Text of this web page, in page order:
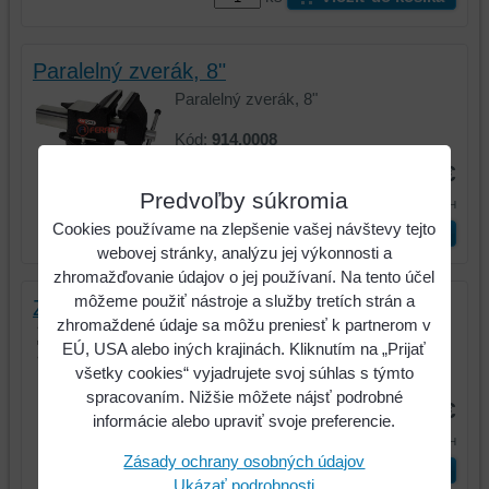
Paralelný zverák, 8"
Paralelný zverák, 8"
Kód: 914.0008
243,14 €
s DPH
ks Vložiť do košíka
Zverák bez otočného taniera, 90 mm
Zverák bez otočného taniera, 90 mm
Kód:914.0026
176,20 €
s DPH
ks Vložiť do košíka
Predvoľby súkromia
Cookies používame na zlepšenie vašej návštevy tejto
webovej stránky, analýzu jej výkonnosti a
zhromažďovanie údajov o jej používaní. Na tento účel
môžeme použiť nástroje a služby tretích strán a
zhromaždené údaje sa môžu preniesť k partnerom v
EÚ, USA alebo iných krajinách. Kliknutím na „Prijať
všetky cookies“ vyjadrujete svoj súhlas s týmto
spracovaním. Nižšie môžete nájsť podrobné
informácie alebo upraviť svoje preferencie.
Zásady ochrany osobných údajov
Ukázať podrobnosti